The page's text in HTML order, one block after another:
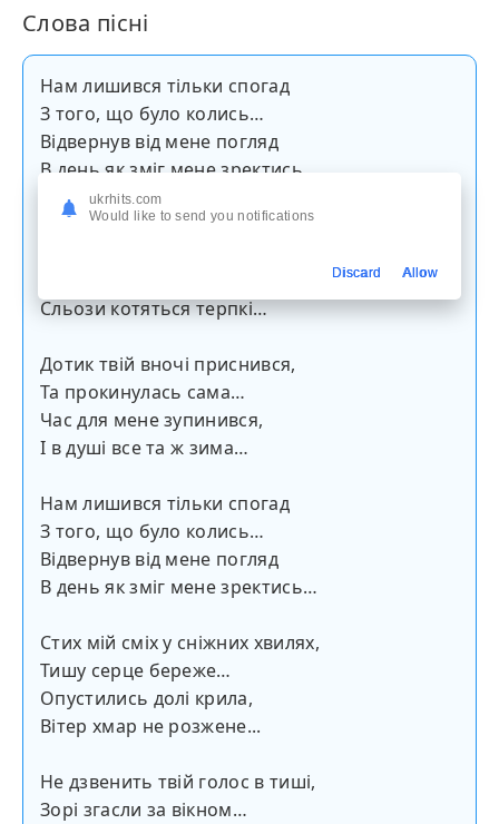
Слова пісні
Нам лишився тільки спогад
З того, що було колись…
Відвернув від мене погляд
В день як зміг мене зректись…
За вікном зима вирує
Сльози котяться терпкі…
Дотик твій вночі приснився,
Та прокинулась сама…
Час для мене зупинився,
І в душі все та ж зима…
Нам лишився тільки спогад
З того, що було колись…
Відвернув від мене погляд
В день як зміг мене зректись…
Стих мій сміх у сніжних хвилях,
Тишу серце береже…
Опустились долі крила,
Вітер хмар не розжене...
Не дзвенить твій голос в тиші,
Зорі згасли за вікном…
ukrhits.com
Would like to send you notifications
Discard Allow